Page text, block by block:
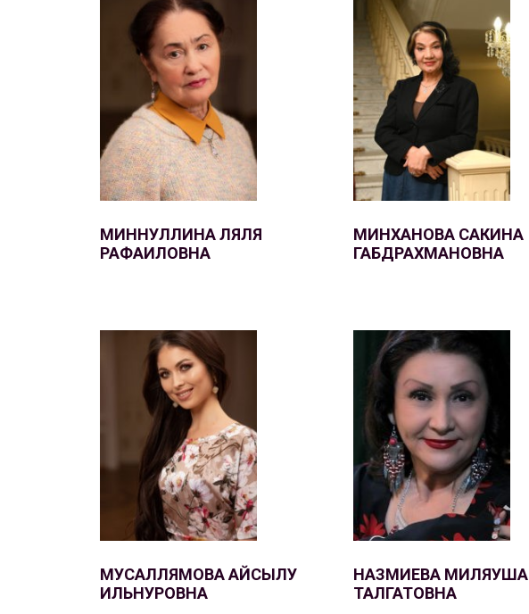
Новости
Репертуар
Проекты
Медиа
Контакты
МИННУЛЛИНА ЛЯЛЯ
РАФАИЛОВНА
МИНХАНОВА САКИНА
ГАБДРАХМАНОВНА
МУСАЛЛЯМОВА АЙСЫЛУ
ИЛЬНУРОВНА
НАЗМИЕВА МИЛЯУША
ТАЛГАТОВНА